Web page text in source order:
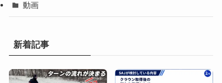
動画
新着記事